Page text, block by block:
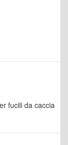
fucili da caccia